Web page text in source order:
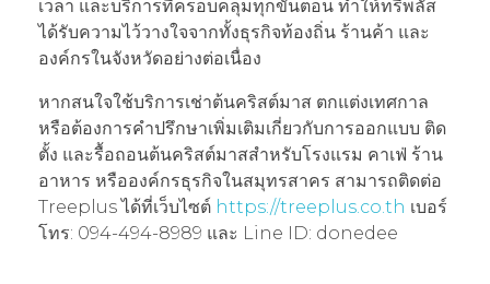
เวลา และบริการที่ครอบคลุมทุกขั้นตอน ทำให้ทรีพลัส
ได้รับความไว้วางใจจากทั้งธุรกิจท้องถิ่น ร้านค้า และ
องค์กรในจังหวัดอย่างต่อเนื่อง
หากสนใจใช้บริการเช่าต้นคริสต์มาส ตกแต่งเทศกาล
หรือต้องการคำปรึกษาเพิ่มเติมเกี่ยวกับการออกแบบ ติด
ตั้ง และรื้อถอนต้นคริสต์มาสสำหรับโรงแรม คาเฟ่ ร้าน
อาหาร หรือองค์กรธุรกิจในสมุทรสาคร สามารถติดต่อ
Treeplus ได้ที่เว็บไซต์ https://treeplus.co.th เบอร์
โทร: 094-494-8989 และ Line ID: donedee